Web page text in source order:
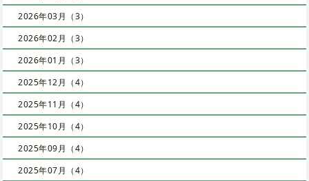
2026年03月（3）
2026年02月（3）
2026年01月（3）
2025年12月（4）
2025年11月（4）
2025年10月（4）
2025年09月（4）
2025年07月（4）